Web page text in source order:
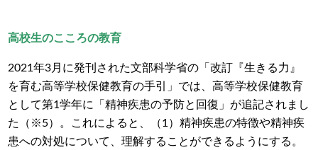
高校生のこころの教育
2021年3月に発刊された文部科学省の「改訂『生きる力』
を育む高等学校保健教育の手引」では、高等学校保健教育
として第1学年に「精神疾患の予防と回復」が追記されまし
た（ ※5）
。これによると、（1）精神疾患の特徴や精神疾
患への対処について、理解することができるようにする。